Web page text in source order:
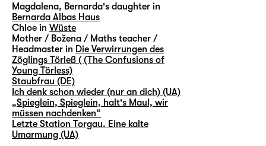
Magdalena, Bernarda's daughter in
Bernarda Albas Haus
Chloe in Wüste
Mother / Božena / Maths teacher /
Headmaster in Die Verwirrungen des
Zöglings Törleß ( (The Confusions of
Young Törless)
Staubfrau (DE)
Ich denk schon wieder (nur an dich) (UA)
„Spieglein, Spieglein, halt's Maul, wir
müssen nachdenken“
Letzte Station Torgau. Eine kalte
Umarmung (UA)